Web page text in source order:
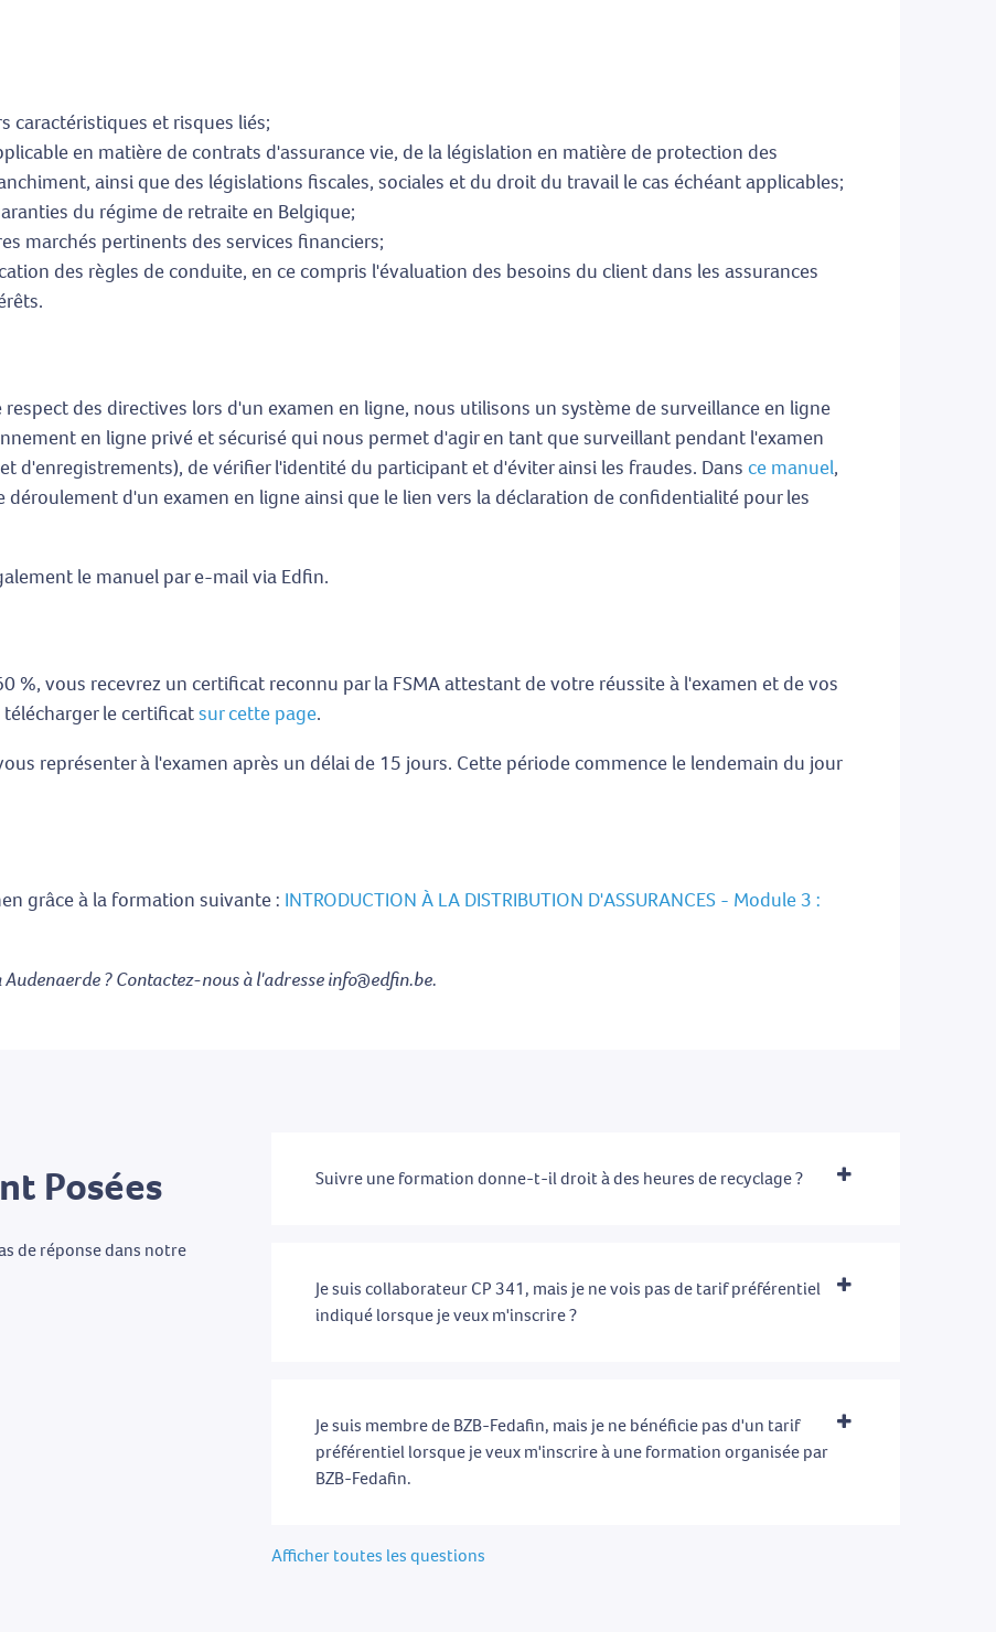
caractéristiques et risques liés;
en matière de contrats d'assurance vie, de la législation en matière de protection des
ainsi que des législations fiscales, sociales et du droit du travail le cas échéant applicables;
du régime de retraite en Belgique;
marchés pertinents des services financiers;
des règles de conduite, en ce compris l'évaluation des besoins du client dans les assurances
des directives lors d'un examen en ligne, nous utilisons un système de surveillance en ligne
en ligne privé et sécurisé qui nous permet d'agir en tant que surveillant pendant l'examen
d'enregistrements), de vérifier l'identité du participant et d'éviter ainsi les fraudes. Dans ce manuel,
d'un examen en ligne ainsi que le lien vers la déclaration de confidentialité pour les
le manuel par e-mail via Edfin.
%, vous recevrez un certificat reconnu par la FSMA attestant de votre réussite à l'examen et de vos
le certificatsur cette page.
représenter à l'examen après un délai de 15 jours. Cette période commence le lendemain du jour
grâce à la formation suivante : INTRODUCTION À LA DISTRIBUTION D'ASSURANCES - Module 3 :
? Contactez-nous à l'adresse info@edfin.be.
Posées
de réponse dans notre
Suivre une formation donne-t-il droit à des heures de recyclage ?
Je suis collaborateur CP 341, mais je ne vois pas de tarif préférentiel
indiqué lorsque je veux m'inscrire ?
Je suis membre de BZB-Fedafin, mais je ne bénéficie pas d'un tarif
préférentiel lorsque je veux m'inscrire à une formation organisée par
BZB-Fedafin.
Afficher toutes les questions